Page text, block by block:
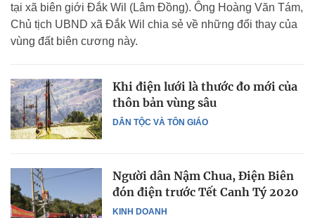
tại xã biên giới Đắk Wil (Lâm Đồng). Ông Hoàng Văn Tám,
Chủ tịch UBND xã Đắk Wil chia sẻ về những đổi thay của
vùng đất biên cương này.
DÂN TỘC VÀ TÔN GIÁO
Khi điện lưới là thước đo mới của
thôn bản vùng sâu
KINH DOANH
Người dân Nậm Chua, Điện Biên
đón điện trước Tết Canh Tý 2020